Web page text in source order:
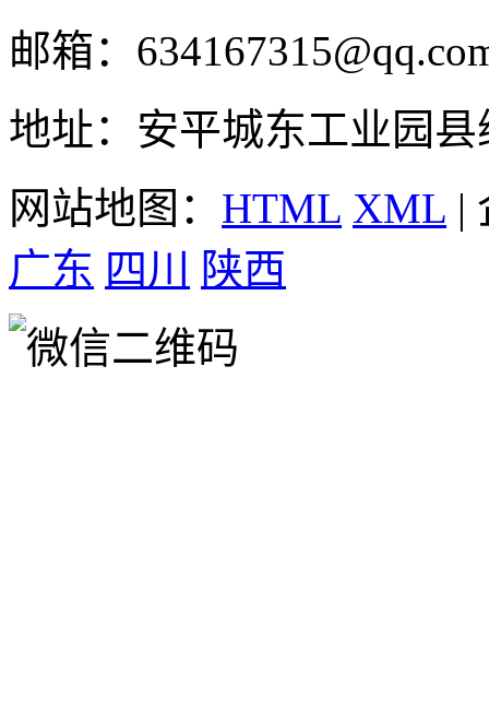
邮箱：
地址：安平城东工业园县
网站地图： HTML XML |
广东 四川 陕西